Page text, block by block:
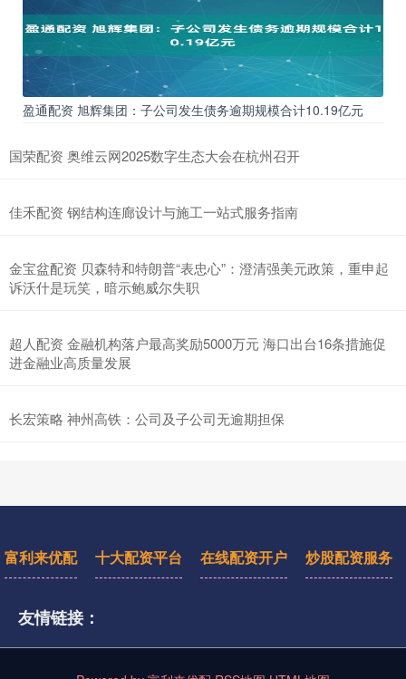
盈通配资 旭辉集团：子公司发生债务逾期规模合计10.19亿元
国荣配资 奥维云网2025数字生态大会在杭州召开
佳禾配资 钢结构连廊设计与施工一站式服务指南
金宝盆配资 贝森特和特朗普“表忠心”：澄清强美元政策，重申起
诉沃什是玩笑，暗示鲍威尔失职
超人配资 金融机构落户最高奖励5000万元 海口出台16条措施促
进金融业高质量发展
长宏策略 神州高铁：公司及子公司无逾期担保
富利来优配 十大配资平台 在线配资开户 炒股配资服务
友情链接：